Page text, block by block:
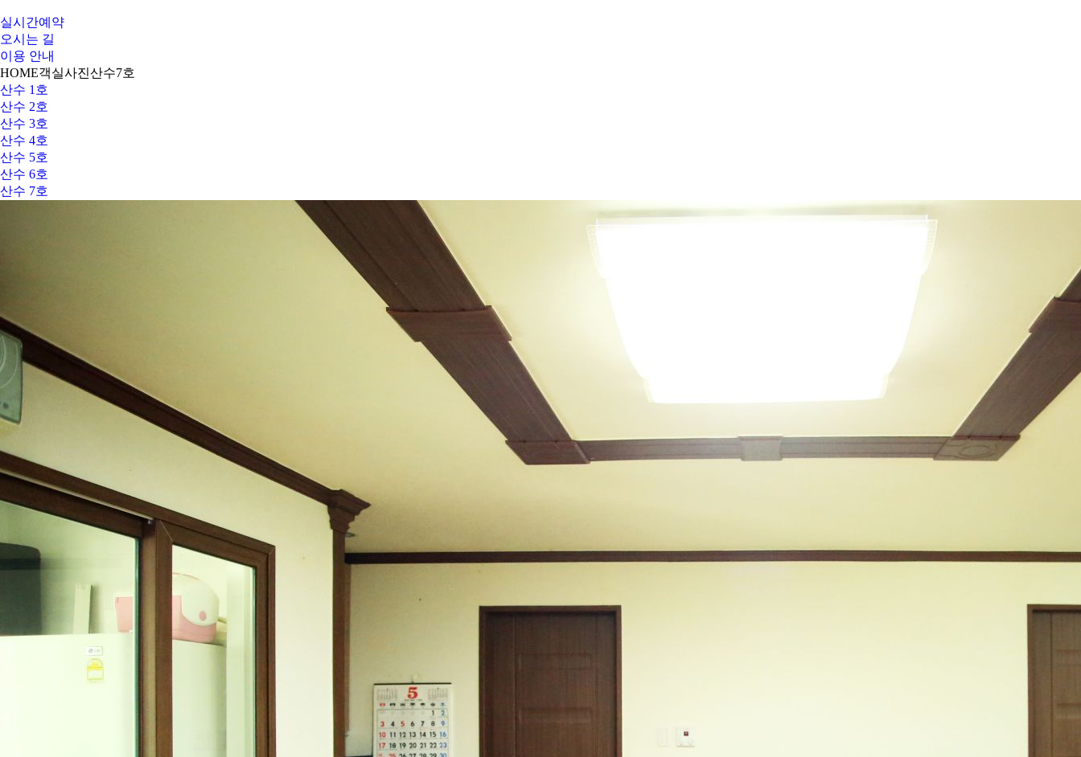
실시간예약
오시는 길
이용 안내
HOME객실사진산수7호
산수 1호
산수 2호
산수 3호
산수 4호
산수 5호
산수 6호
산수 7호